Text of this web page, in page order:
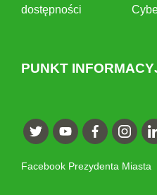
dostępności
PUNKT
Facebook Prezydenta Miasta